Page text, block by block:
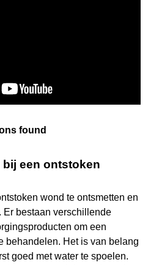
found
bij een ontstoken
wond te ontsmetten en
Er bestaan verschillende
om een
behandelen. Het is van belang
goed met water te spoelen.